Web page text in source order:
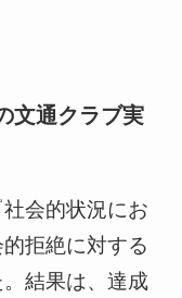
文通クラブ実
会的状況にお
拒絶に対する
結果は、達成